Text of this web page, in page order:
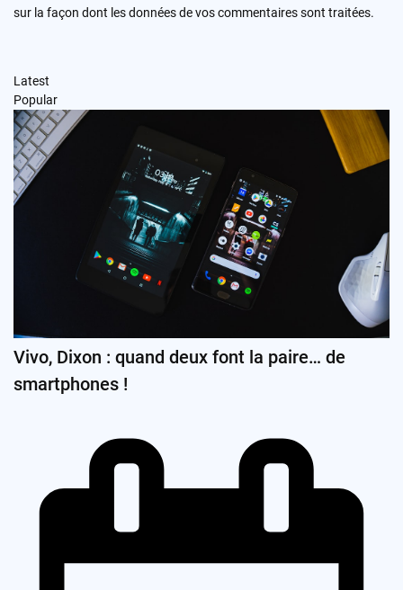
sur la façon dont les données de vos commentaires sont traitées.
Latest
Popular
Vivo, Dixon : quand deux font la paire… de
smartphones !